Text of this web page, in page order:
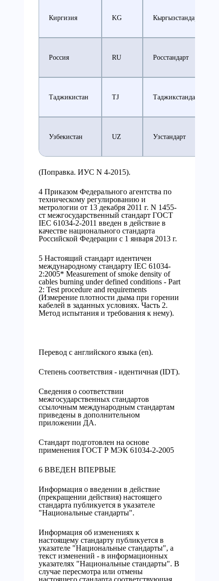
Киргизия KG Кыргызстандарт
Россия RU Росстандарт
Таджикистан TJ Таджикстандарт
Узбекистан UZ Узстандарт
(Поправка. ИУС N 4-2015).
4 Приказом Федерального агентства по
техническому регулированию и
метрологии от 13 декабря 2011 г. N 1455-
ст межгосударственный стандарт ГОСТ
IEC 61034-2-2011 введен в действие в
качестве национального стандарта
Российской Федерации с 1 января 2013 г.
5 Настоящий стандарт идентичен
международному стандарту IEC 61034-
2:2005* Measurement of smoke density of
cables burning under defined conditions - Part
2: Test procedure and requirements
(Измерение плотности дыма при горении
кабелей в заданных условиях. Часть 2.
Метод испытания и требования к нему).
Перевод с английского языка (en).
Степень соответствия - идентичная (IDT).
Сведения о соответствии
межгосударственных стандартов
ссылочным международным стандартам
приведены в дополнительном
приложении ДА.
Стандарт подготовлен на основе
применения ГОСТ Р МЭК 61034-2-2005
6 ВВЕДЕН ВПЕРВЫЕ
Информация о введении в действие
(прекращении действия) настоящего
стандарта публикуется в указателе
"Национальные стандарты".
Информация об изменениях к
настоящему стандарту публикуется в
указателе "Национальные стандарты", а
текст изменений - в информационных
указателях "Национальные стандарты". В
случае пересмотра или отмены
настоящего стандарта соответствующая